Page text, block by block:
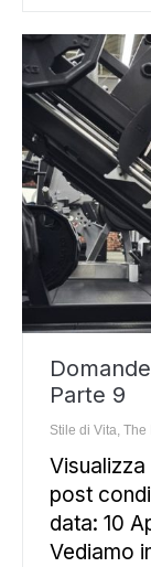
Parte 9
Stile di Vita, The
post
data: 10
Vediamo